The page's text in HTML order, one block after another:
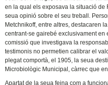
en la qual els exposava la situació
seua opinió sobre el seu treball.
Metchnikoff, entre altres, destacaren
centrant-se gairebé exclusivament
comissió que investigava la
testimonis no permetien calibrar el
plegat comportà, el 1905, la seua
Microbiològic Municipal, càrrec que
Apartat de la seua feina com a